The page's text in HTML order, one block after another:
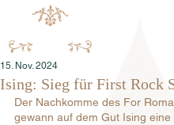
Ising: Sieg für First Rock
15. Nov. 2024
Der Nachkomme des For
gewann auf dem Gut Ising eine